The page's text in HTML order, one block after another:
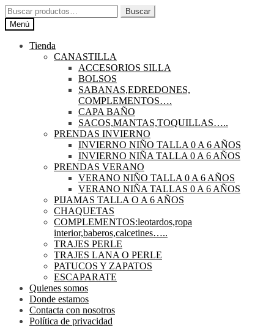
Ir
a
la
navegación
Ir
al
contenido
Buscar
por:
Buscar
Menú
Tienda
CANASTILLA
ACCESORIOS SILLA
BOLSOS
SABANAS,EDREDONES,
COMPLEMENTOS….
CAPA BAÑO
SACOS,MANTAS,TOQUILLAS…..
PRENDAS INVIERNO
INVIERNO NIÑO TALLA 0 A 6 AÑOS
INVIERNO NIÑA TALLA 0 A 6 AÑOS
PRENDAS VERANO
VERANO NIÑO TALLA 0 A 6 AÑOS
VERANO NIÑA TALLAS 0 A 6 AÑOS
PIJAMAS TALLA O A 6 AÑOS
CHAQUETAS
COMPLEMENTOS:leotardos,ropa
interior,baberos,calcetines…..
TRAJES PERLE
TRAJES LANA O PERLE
PATUCOS Y ZAPATOS
ESCAPARATE
Quienes somos
Donde estamos
Contacta con nosotros
Política de privacidad